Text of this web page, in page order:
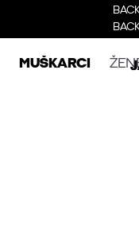
MUŠKARCI